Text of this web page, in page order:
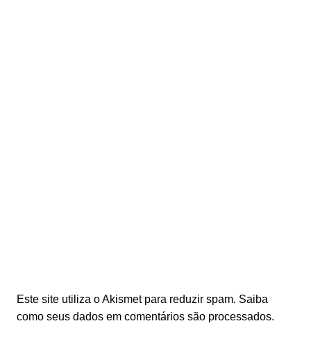
Este site utiliza o Akismet para reduzir spam. Saiba
como seus dados em comentários são processados.